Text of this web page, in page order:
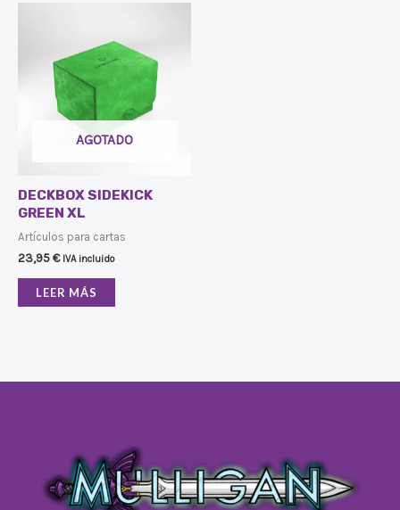
AGOTADO
DECKBOX SIDEKICK
GREEN XL
Artículos para cartas
23,95€ IVA incluido
LEER MÁS